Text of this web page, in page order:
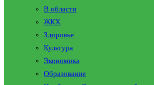
В области
ЖКХ
Здоровье
Культура
Экономика
Образование